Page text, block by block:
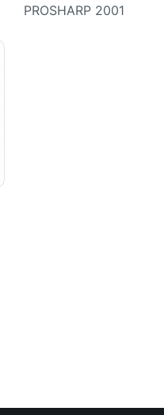
В корзину
PROSHARP 2001